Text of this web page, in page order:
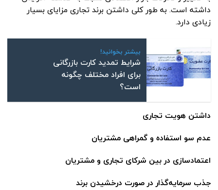
داشته است. به طور کلی داشتن برند تجاری مزایای بسیار
زیادی دارد.
بیشتر بخوانید!
شرایط تمدید کارت بازرگانی
برای افراد مختلف چگونه
است؟
داشتن هویت تجاری
عدم سو استفاده و گمراهی مشتریان
اعتمادسازی در بین شرکای تجاری و مشتریان
جذب سرمایه‌گذار در صورت درخشیدن برند